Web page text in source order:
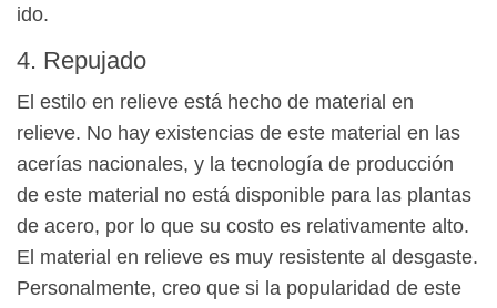
ido.
4. Repujado
El estilo en relieve está hecho de material en
relieve. No hay existencias de este material en las
acerías nacionales, y la tecnología de producción
de este material no está disponible para las plantas
de acero, por lo que su costo es relativamente alto.
El material en relieve es muy resistente al desgaste.
Personalmente, creo que si la popularidad de este